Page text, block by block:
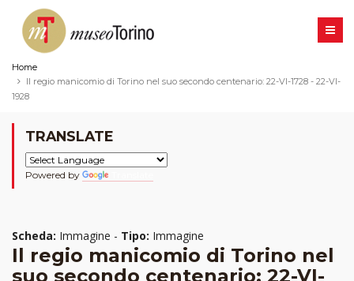
Home
Il regio manicomio di Torino nel suo secondo centenario: 22-VI-1728 - 22-VI-
1928
TRANSLATE
Powered by
Scheda: Immagine - Tipo: Immagine
Il regio manicomio di Torino nel
suo secondo centenario: 22-VI-